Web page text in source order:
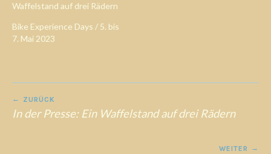
Waffelstand auf drei Rädern
Bike Experience Days / 5. bis
7. Mai 2023
Beitrags-
Navigation
ZURÜCK
In der Presse: Ein Waffelstand auf drei Rädern
WEITER